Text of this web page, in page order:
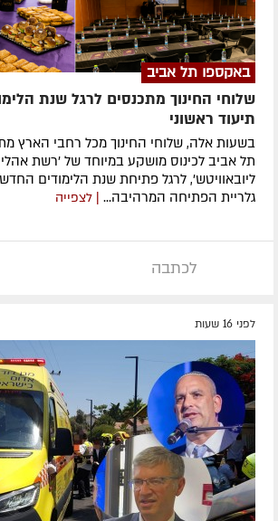
באקספו תל אביב
שלוחי החינוך מתכנסים לרגל שנת
תיעוד ראשוני
בשעות אלה, שלוחי החינוך מכל רחבי הארץ
תל אביב לכינוס מושקע במיוחד של 'רשת
ליובאוויטש', לרגל פתיחת שנת הלימודים
גלריית הפתיחה המרהיבה... | לצפייה
לכתבה
לפני 16 שעות